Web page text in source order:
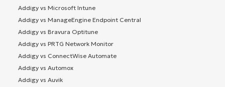
Addigy vs Microsoft Intune
Addigy vs ManageEngine Endpoint Central
Addigy vs Bravura Optitune
Addigy vs PRTG Network Monitor
Addigy vs ConnectWise Automate
Addigy vs Automox
Addigy vs Auvik